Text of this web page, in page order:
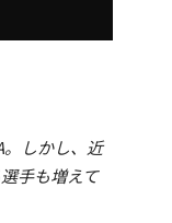
しかし、近
手も増えて